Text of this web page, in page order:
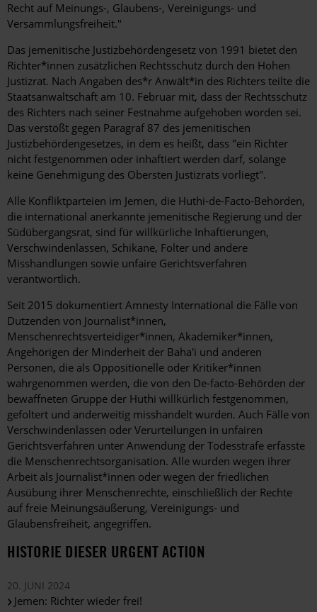
Recht auf Meinungs-, Glaubens-, Vereinigungs- und
Versammlungsfreiheit."
Das jemenitische Justizbehördengesetz von 1991 bietet den
Richter*innen zusätzlichen Rechtsschutz durch den Hohen
Justizrat. Nach Angaben des*r Anwält*in des Richters teilte die
Staatsanwaltschaft am 10. Februar mit, dass der Rechtsschutz
des Richters nach seiner Festnahme aufgehoben worden sei.
Das verstößt gegen Paragraf 87 des jemenitischen
Justizbehördengesetzes, in dem es heißt, dass "ein Richter
nicht festgenommen oder inhaftiert werden darf, solange
keine Genehmigung des Obersten Justizrats vorliegt".
Alle Konfliktparteien im Jemen, die Huthi-de-Facto-Behörden,
die international anerkannte jemenitische Regierung und der
Südübergangsrat, sind für willkürliche Inhaftierungen,
Verschwindenlassen, Schikane, Folter und andere
Misshandlungen sowie unfaire Gerichtsverfahren
verantwortlich.
Seit 2015 dokumentiert Amnesty International die Fälle von
Dutzenden von Journalist*innen,
Menschenrechtsverteidiger*innen, Akademiker*innen,
Angehörigen der Minderheit der Baha'i und anderen
Personen, die als Oppositionelle oder Kritiker*innen
wahrgenommen werden, die von den De-facto-Behörden der
bewaffneten Gruppe der Huthi willkürlich festgenommen,
gefoltert und anderweitig misshandelt wurden. Auch Fälle von
Verschwindenlassen oder Verurteilungen in unfairen
Gerichtsverfahren unter Anwendung der Todesstrafe erfasste
die Menschenrechtsorganisation. Alle wurden wegen ihrer
Arbeit als Journalist*innen oder wegen der friedlichen
Ausübung ihrer Menschenrechte, einschließlich der Rechte
auf freie Meinungsäußerung, Vereinigungs- und
Glaubensfreiheit, angegriffen.
HISTORIE DIESER URGENT ACTION
20. JUNI 2024
Jemen: Richter wieder frei!